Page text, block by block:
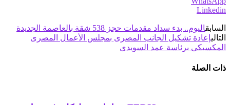
Linkedin
السابقاليوم.. بدء سداد مقدمات حجز 538 شقة بالعاصمة الجديدة
التاليإعادة تشكيل الجانب المصرى بمجلس الأعمال المصرى
المكسيكى برئاسة عمد السويدى
ذات الصلة